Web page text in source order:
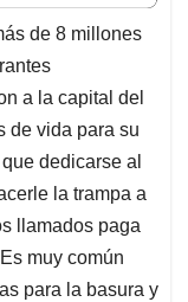
de 8 millones
a la capital del
de vida para su
dedicarse al
la trampa a
llamados paga
muy común
para la basura y